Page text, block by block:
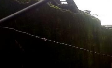
Peristiwa